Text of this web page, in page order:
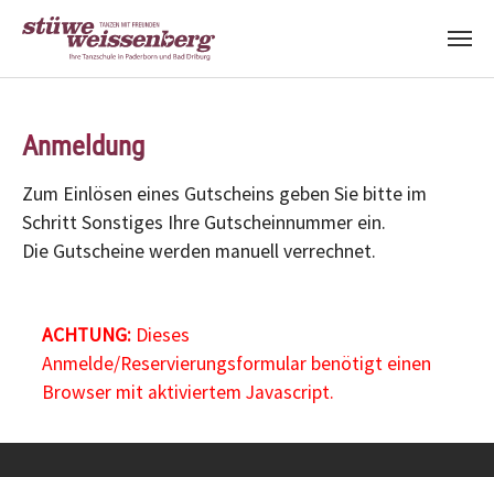
Anmeldung
Zum Einlösen eines Gutscheins geben Sie bitte im
Schritt Sonstiges Ihre Gutscheinnummer ein.
Die Gutscheine werden manuell verrechnet.
ACHTUNG:Dieses
Anmelde/Reservierungsformular benötigt einen
Browser mit aktiviertem Javascript.